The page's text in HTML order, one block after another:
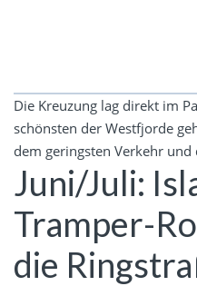
Die Kreuzung lag direkt im
schönsten der Westfjorde
dem geringsten Verkehr und
Juni/Juli:
Tramper-
die